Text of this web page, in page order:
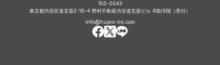
150-0043
東京都渋谷区道玄坂2-16-4 野村不動産渋谷道玄坂ビル 4階/6階（受付）
info@hupro-inc.com